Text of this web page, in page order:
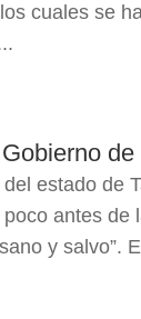
cuales se
estado de
antes de
y salvo”.